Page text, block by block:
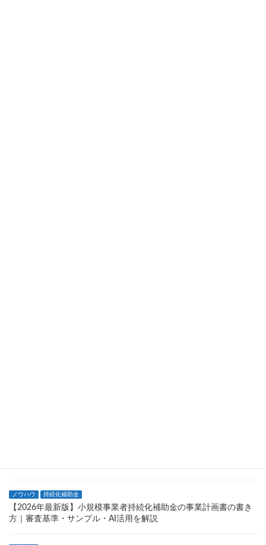
ノウハウ 持続化補助金
【2026年最新版】小規模事業者持続化補助金の事業計画書の書き
方｜審査基準・サンプル・AI活用を解説